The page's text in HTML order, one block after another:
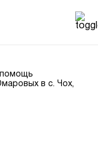
в с. Чох,